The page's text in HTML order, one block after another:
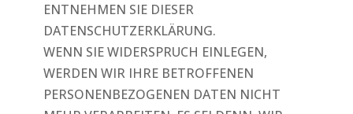
ENTNEHMEN SIE DIESER
DATENSCHUTZERKLÄRUNG.
WENN SIE WIDERSPRUCH EINLEGEN,
WERDEN WIR IHRE BETROFFENEN
PERSONENBEZOGENEN DATEN NICHT